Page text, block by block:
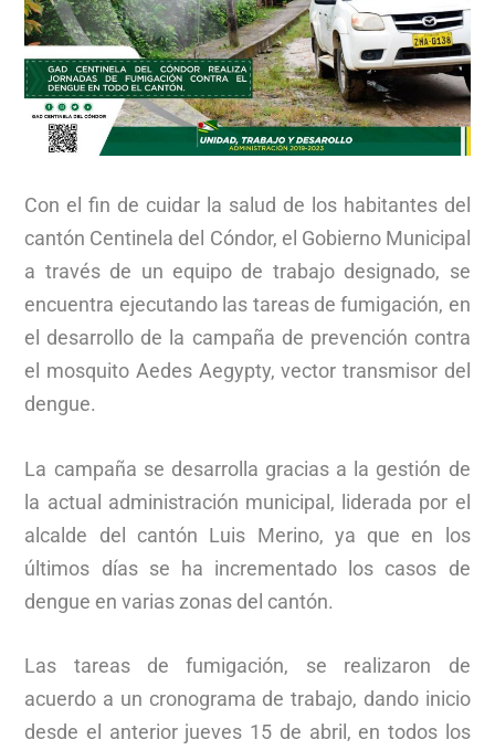
Con el fin de cuidar la salud de los habitantes del
cantón Centinela del Cóndor, el Gobierno Municipal
a través de un equipo de trabajo designado, se
encuentra ejecutando las tareas de fumigación, en
el desarrollo de la campaña de prevención contra
el mosquito Aedes Aegypty, vector transmisor del
dengue.
La campaña se desarrolla gracias a la gestión de
la actual administración municipal, liderada por el
alcalde del cantón Luis Merino, ya que en los
últimos días se ha incrementado los casos de
dengue en varias zonas del cantón.
Las tareas de fumigación, se realizaron de
acuerdo a un cronograma de trabajo, dando inicio
desde el anterior jueves 15 de abril, en todos los